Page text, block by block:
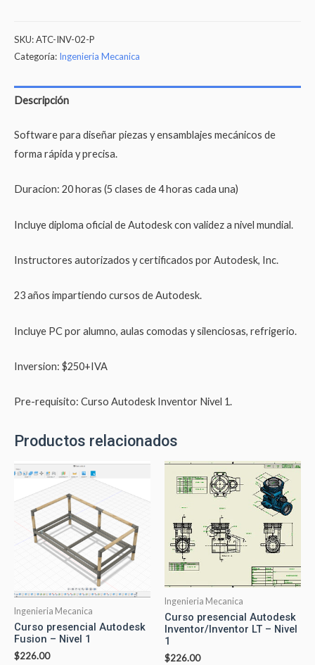
SKU:ATC-INV-02-P
Categoría: Ingenieria Mecanica
Descripción
Software para diseñar piezas y ensamblajes mecánicos de
forma rápida y precisa.
Duracion: 20 horas (5 clases de 4 horas cada una)
Incluye diploma oficial de Autodesk con validez a nivel mundial.
Instructores autorizados y certificados por Autodesk, Inc.
23 años impartiendo cursos de Autodesk.
Incluye PC por alumno, aulas comodas y silenciosas, refrigerio.
Inversion: $250+IVA
Pre-requisito: Curso Autodesk Inventor Nivel 1.
Productos relacionados
Ingenieria Mecanica
Curso presencial Autodesk
Fusion – Nivel 1
$226.00
Ingenieria Mecanica
Curso presencial Autodesk
Inventor/Inventor LT – Nivel
1
$226.00